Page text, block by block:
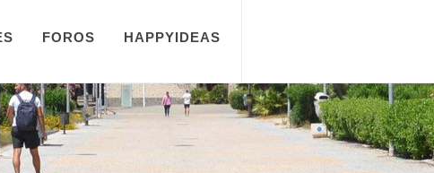
FOROS HAPPYIDEAS